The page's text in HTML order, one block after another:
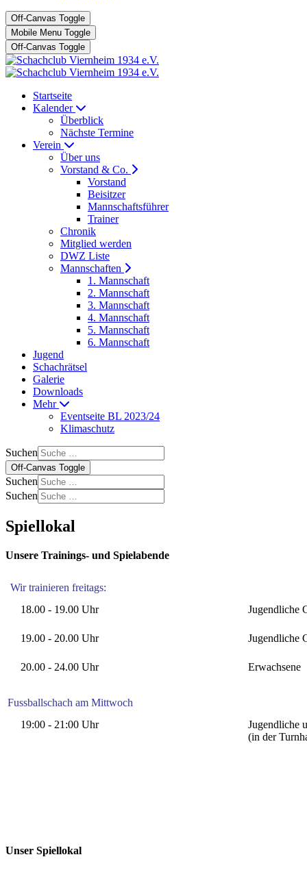
Off-Canvas Toggle
Mobile Menu Toggle
Off-Canvas Toggle
Startseite
Kalender
Überblick
Nächste Termine
Verein
Über uns
Vorstand & Co.
Vorstand
Beisitzer
Mannschaftsführer
Trainer
Chronik
Mitglied werden
DWZ Liste
Mannschaften
1. Mannschaft
2. Mannschaft
3. Mannschaft
4. Mannschaft
5. Mannschaft
6. Mannschaft
Jugend
Schachrätsel
Galerie
Downloads
Mehr
Eventseite BL 2023/24
Klimaschutz
Suchen
Off-Canvas Toggle
Suchen
Suchen
Spiellokal
Unsere Trainings- und Spielabende
Wir trainieren freitags:
18.00 - 19.00 Uhr
Jugendliche
19.00 - 20.00 Uhr Jugendliche
20.00 - 24.00 Uhr Erwachsene
Fussballschach am Mittwoch
19:00 - 21:00 Uhr
Jugendliche
(in der
Unser Spiellokal